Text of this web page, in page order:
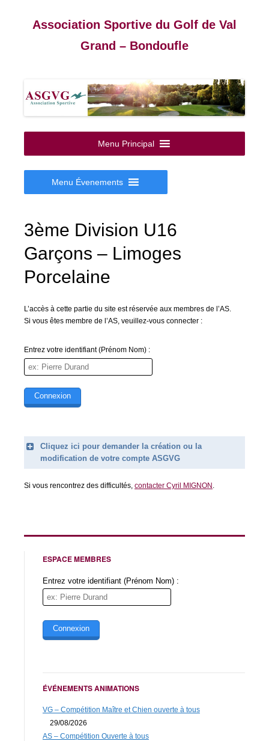
Association Sportive du Golf de Val
Grand – Bondoufle
au
contenu
Menu Principal
Menu Évenements
3ème Division U16
Garçons – Limoges
Porcelaine
L’accès à cette partie du site est réservée aux membres de l’AS.
Si vous êtes membre de l’AS, veuillez-vous connecter :
Entrez votre identifiant (Prénom Nom) :
Cliquez ici pour demander la création ou la
modification de votre compte ASGVG
Prénom (obligatoire)
Message (obligatoire)
* Obligatoire
Si vous rencontrez des difficultés, contacter Cyril MIGNON.
ESPACE MEMBRES
Entrez votre identifiant (Prénom Nom) :
ÉVÉNEMENTS ANIMATIONS
VG – Compétition Maître et Chien ouverte à tous
29/08/2026
AS – Compétition Ouverte à tous